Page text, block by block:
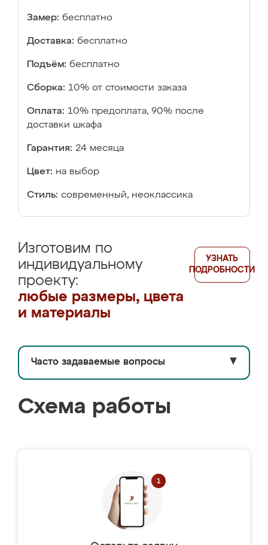
Замер: бесплатно
Доставка: бесплатно
Подъём: бесплатно
Сборка: 10% от стоимости заказа
Оплата: 10% предоплата, 90% после
доставки шкафа
Гарантия: 24 месяца
Цвет: на выбор
Стиль: современный, неоклассика
Изготовим по
индивидуальному
проекту:
любые размеры, цвета
и материалы
УЗНАТЬ
ПОДРОБНОСТИ
Часто задаваемые вопросы ▼
Схема работы